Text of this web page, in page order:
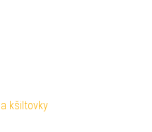
kšiltovky